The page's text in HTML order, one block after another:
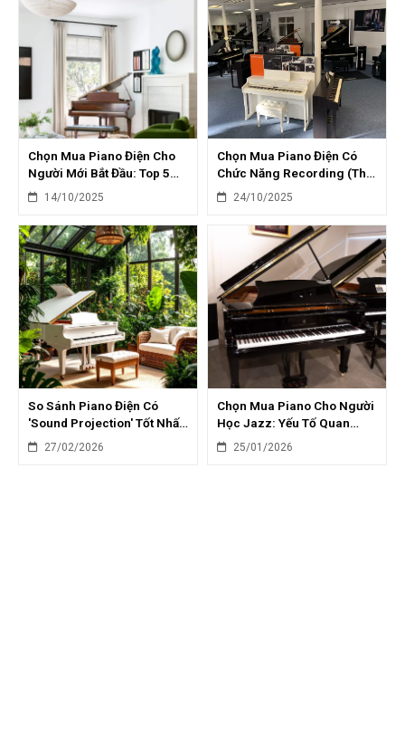
Chọn Mua Piano Điện Cho
Người Mới Bắt Đầu: Top 5
Sai Lầm Cần Tránh
14/10/2025
Chọn Mua Piano Điện Có
Chức Năng Recording (Thu
Âm): Top 5 Model
24/10/2025
So Sánh Piano Điện Có
'Sound Projection' Tốt Nhất:
Yamaha, Roland, Kawai
27/02/2026
Chọn Mua Piano Cho Người
Học Jazz: Yếu Tố Quan
Trọng & Gợi Ý Model
25/01/2026